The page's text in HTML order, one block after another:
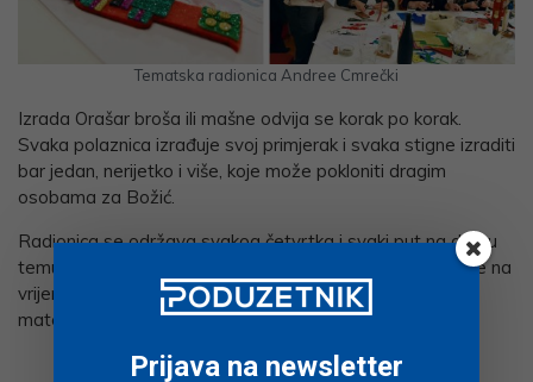
Tematska radionica Andree Cmrečki
Izrada Orašar broša ili mašne odvija se korak po korak.
Svaka polaznica izrađuje svoj primjerak i svaka stigne izraditi
bar jedan, nerijetko i više, koje može pokloniti dragim
osobama za Božić.
Radionica se održava svakog četvrtka i svaki put na drugu
temu. Bitno je pratiti obavijesti na
i prijaviti se na
vrijeme kako biste rezervirali mjesto. U cijenu je uključen
materijal potreban za izradu te piće dobrodošlice.
Prijava na newsletter